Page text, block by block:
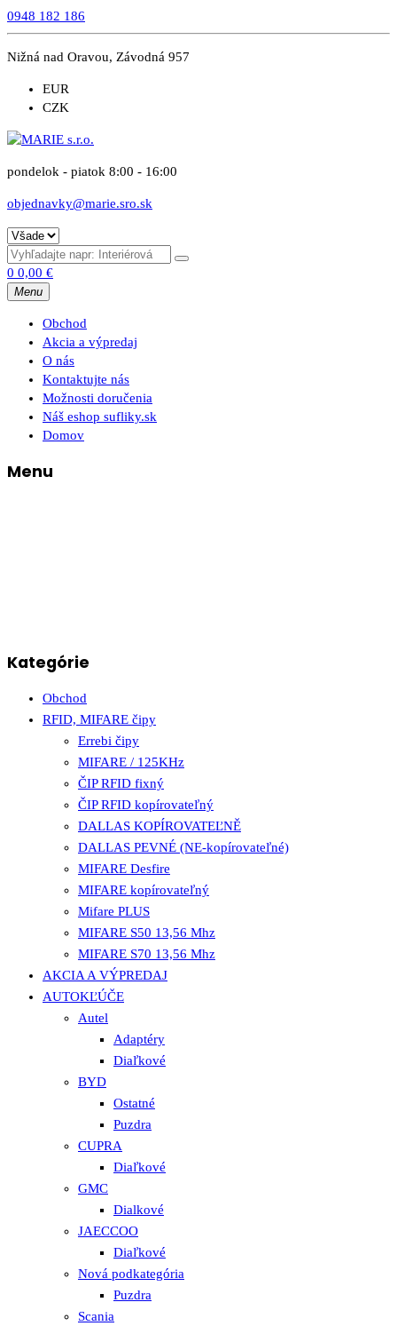
0948 182 186
Nižná nad Oravou, Závodná 957
EUR
CZK
pondelok - piatok 8:00 - 16:00
objednavky@marie.sro.sk
0 0,00 €
Menu
Obchod
Akcia a výpredaj
O nás
Kontaktujte nás
Možnosti doručenia
Náš eshop sufliky.sk
Domov
Menu
Kategórie
Obchod
RFID, MIFARE čipy
Errebi čipy
MIFARE / 125KHz
ČIP RFID fixný
ČIP RFID kopírovateľný
DALLAS KOPÍROVATEĽNĚ
DALLAS PEVNÉ (NE-kopírovateľné)
MIFARE Desfire
MIFARE kopírovateľný
Mifare PLUS
MIFARE S50 13,56 Mhz
MIFARE S70 13,56 Mhz
AKCIA A VÝPREDAJ
AUTOKĽÚČE
Autel
Adaptéry
Diaľkové
BYD
Ostatné
Puzdra
CUPRA
Diaľkové
GMC
Dialkové
JAECCOO
Diaľkové
Nová podkategória
Puzdra
Scania